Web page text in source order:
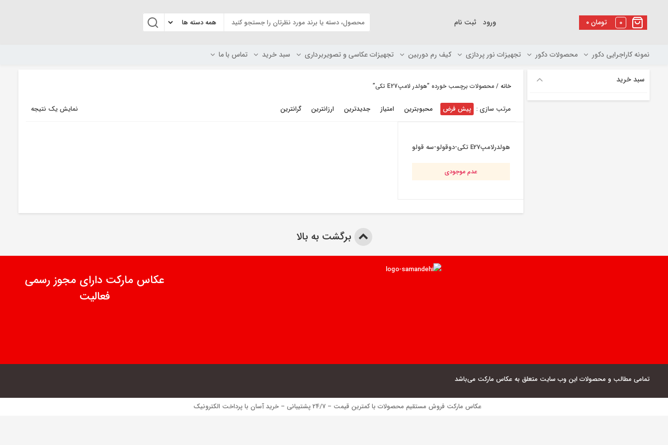
۰تومان 0 ورود ثبت نام
نمونه کاراجرایی دکور محصولات دکور تجهیزات نور پردازی کیف رم دوربین تجهیزات عکاسی و تصویربرداری سبد خرید تماس با ما
خانه / محصولات برچسب خورده “هولدر لامپE27 تکی”
نمایش یک نتیجه مرتب سازی : پیش فرض محبوبترین امتیاز جدیدترین ارزانترین گرانترین
هولدرلامپE27 تکی-دوقولو-سه قولو
عدم موجودی
سبد خرید
برگشت به بالا
عکاس مارکت دارای مجوز رسمی
فعالیت
تمامی مطالب و محصولات این وب سایت متعلق به عکاس مارکت می‌باشد
عکاس مارکت فروش مستقیم محصولات با کمترین قیمت – 24/7 پشتیبانی – خرید آسان با پرداخت الکترونیک